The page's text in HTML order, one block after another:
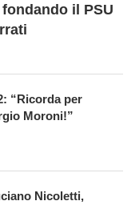
il PSU
“Ricorda per
Moroni!”
Nicoletti,